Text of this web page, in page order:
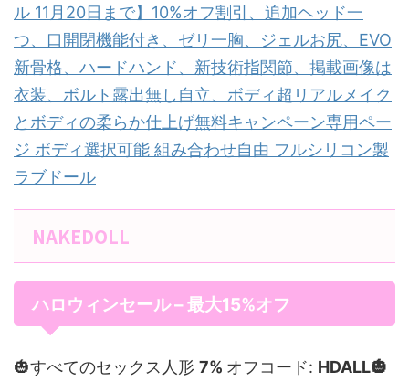
ル 11月20日まで】10%オフ割引、追加ヘッド一
つ、口開閉機能付き、ゼリ一胸、ジェルお尻、EVO
新骨格、ハードハンド、新技術指関節、掲載画像は
衣装、ボルト露出無し自立、ボディ超リアルメイク
とボディの柔らか仕上げ無料キャンペーン専用ペー
ジ ボディ選択可能 組み合わせ自由 フルシリコン製
ラブドール
NAKEDOLL
ハロウィンセール – 最大15%オフ
🎃すべてのセックス人形 7% オフコード: HDALL🎃